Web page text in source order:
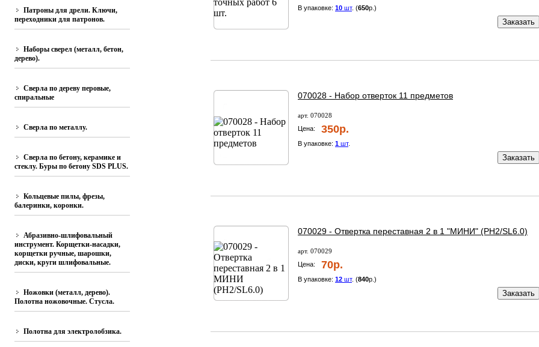
Патроны для дрели. Ключи,
переходники для патронов.
Наборы сверел (металл, бетон,
дерево).
Сверла по дереву перовые,
спиральные
Сверла по металлу.
Сверла по бетону, керамике и
стеклу. Буры по бетону SDS PLUS.
Кольцевые пилы, фрезы,
балеринки, коронки.
Абразивно-шлифовальный
инструмент. Корщетки-насадки,
корщетки ручные, шарошки,
диски, круги шлифовальные.
Ножовки (металл, дерево).
Полотна ножовочные. Стусла.
Полотна для электролобзика.
В упаковке: 10 шт. (650р.)
Заказать
070028 - Набор отверток 11 предметов
арт. 070028
Цена:
350р.
В упаковке: 1 шт.
Заказать
070029 - Отвертка переставная 2 в 1 "МИНИ" (РН2/SL6.0)
арт. 070029
Цена:
70р.
В упаковке: 12 шт. (840р.)
Заказать